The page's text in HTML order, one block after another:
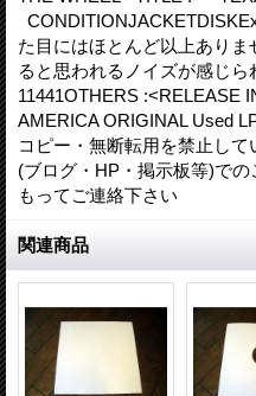
た目にはほとんど以上あり
ると思われるノイズが感じ
11441OTHERS
AMERICA ORIGINAL Used
コピー・無断転用を禁止し
(ブログ・HP・掲示板等)で
もってご連絡下さい
関連商品